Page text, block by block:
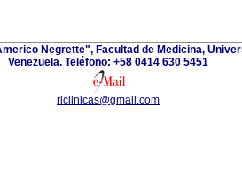
Negrette", Facultad de Medicina,
Venezuela. Teléfono: +58 0414 630 5451
riclinicas@gmail.com